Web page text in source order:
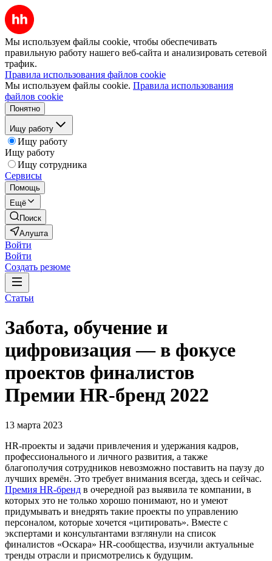
Мы используем файлы cookie, чтобы обеспечивать
правильную работу нашего веб-сайта и анализировать сетевой
трафик.
Правила использования файлов cookie
Мы используем файлы cookie. Правила использования
файлов cookie
Понятно
Ищу работу
Ищу работу
Ищу работу
Ищу сотрудника
Сервисы
Помощь
Ещё
Поиск
Алушта
Войти
Войти
Создать резюме
Статьи
Забота, обучение и
цифровизация — в фокусе
проектов финалистов
Премии HR-бренд 2022
13 марта 2023
HR-проекты и задачи привлечения и удержания кадров,
профессионального и личного развития, а также
благополучия сотрудников невозможно поставить на паузу до
лучших времён. Это требует внимания всегда, здесь и сейчас.
Премия HR-бренд в очередной раз выявила те компании, в
которых это не только хорошо понимают, но и умеют
придумывать и внедрять такие проекты по управлению
персоналом, которые хочется «цитировать». Вместе с
экспертами и консультантами взглянули на список
финалистов «Оскара» HR-сообщества, изучили актуальные
тренды отрасли и присмотрелись к будущим.